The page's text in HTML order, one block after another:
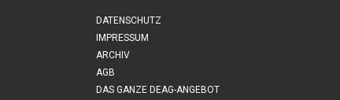
DATENSCHUTZ
IMPRESSUM
ARCHIV
AGB
DAS GANZE DEAG-ANGEBOT